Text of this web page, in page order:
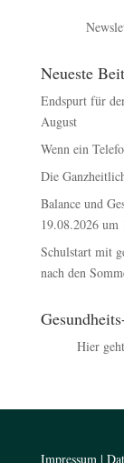
Neueste
Endspurt für
August
Wenn ein
Die
Balance und
19.08.2026
Schulstart mit
nach den
Hier
Impressum |